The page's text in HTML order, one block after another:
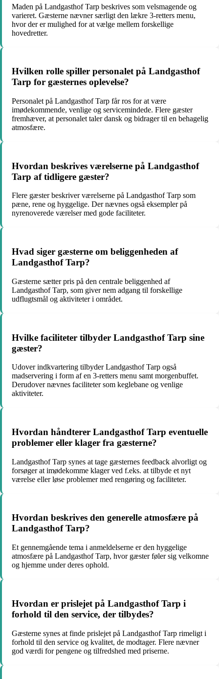
Maden på Landgasthof Tarp beskrives som velsmagende og
varieret. Gæsterne nævner særligt den lækre 3-retters menu,
hvor der er mulighed for at vælge mellem forskellige
hovedretter.
Hvilken rolle spiller personalet på Landgasthof
Tarp for gæsternes oplevelse?
Personalet på Landgasthof Tarp får ros for at være
imødekommende, venlige og servicemindede. Flere gæster
fremhæver, at personalet taler dansk og bidrager til en behagelig
atmosfære.
Hvordan beskrives værelserne på Landgasthof
Tarp af tidligere gæster?
Flere gæster beskriver værelserne på Landgasthof Tarp som
pæne, rene og hyggelige. Der nævnes også eksempler på
nyrenoverede værelser med gode faciliteter.
Hvad siger gæsterne om beliggenheden af
Landgasthof Tarp?
Gæsterne sætter pris på den centrale beliggenhed af
Landgasthof Tarp, som giver nem adgang til forskellige
udflugtsmål og aktiviteter i området.
Hvilke faciliteter tilbyder Landgasthof Tarp sine
gæster?
Udover indkvartering tilbyder Landgasthof Tarp også
madservering i form af en 3-retters menu samt morgenbuffet.
Derudover nævnes faciliteter som keglebane og venlige
aktiviteter.
Hvordan håndterer Landgasthof Tarp eventuelle
problemer eller klager fra gæsterne?
Landgasthof Tarp synes at tage gæsternes feedback alvorligt og
forsøger at imødekomme klager ved f.eks. at tilbyde et nyt
værelse eller løse problemer med rengøring og faciliteter.
Hvordan beskrives den generelle atmosfære på
Landgasthof Tarp?
Et gennemgående tema i anmeldelserne er den hyggelige
atmosfære på Landgasthof Tarp, hvor gæster føler sig velkomne
og hjemme under deres ophold.
Hvordan er prislejet på Landgasthof Tarp i
forhold til den service, der tilbydes?
Gæsterne synes at finde prislejet på Landgasthof Tarp rimeligt i
forhold til den service og kvalitet, de modtager. Flere nævner
god værdi for pengene og tilfredshed med priserne.